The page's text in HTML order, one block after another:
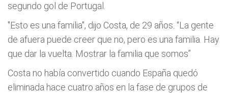
segundo gol de Portugal.
"Esto es una familia", dijo Costa, de 29 años. “La gente
de afuera puede creer que no, pero es una familia. Hay
que dar la vuelta. Mostrar la familia que somos”
Costa no había convertido cuando España quedó
eliminada hace cuatro años en la fase de grupos de